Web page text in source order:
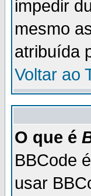
impedir
mesmo
atribuída
Voltar ao
O que é
BBCode
usar